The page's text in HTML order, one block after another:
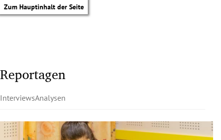
Zum Hauptinhalt der Seite
Reportagen
InterviewsAnalysen